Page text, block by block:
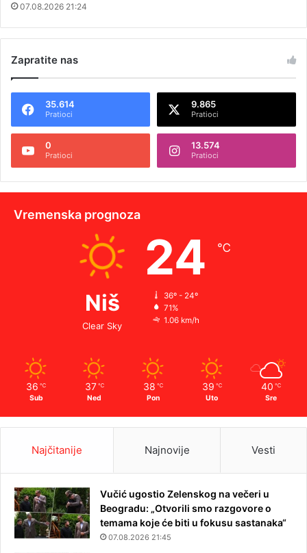
07.08.2026 21:24
Zapratite nas
35.614
Pratioci
9.865
Pratioci
0
Pratioci
13.574
Pratioci
Vremenska prognoza
Niš
Clear Sky
24 ℃
36º - 24º
71%
1.06 km/h
36 ℃
Sub
37 ℃
Ned
38 ℃
Pon
39 ℃
Uto
40 ℃
Sre
Najčitanije Najnovije Vesti
Vučić ugostio Zelenskog na večeri u
Beogradu: „Otvorili smo razgovore o
temama koje će biti u fokusu sastanaka“
07.08.2026 21:45